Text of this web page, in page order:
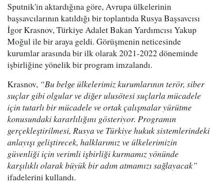
Sputnik'in aktardığına göre, Avrupa ülkelerinin
başsavcılarının katıldığı bir toplantıda Rusya Başsavcısı
İgor Krasnov, Türkiye Adalet Bakan Yardımcısı Yakup
Moğul ile bir araya geldi. Görüşmenin neticesinde
kurumlar arasında bir ilk olarak 2021-2022 döneminde
işbirliğine yönelik bir program imzalandı.
Krasnov, “Bu belge ülkelerimiz kurumlarının terör, siber
suçlar gibi olgular ve diğer ulusötesi suçlarla mücadele
için tutarlı bir mücadele ve ortak çalışmalar yürütme
konusundaki kararlılığını gösteriyor. Programın
gerçekleştirilmesi, Rusya ve Türkiye hukuk sistemlerindeki
anlayışı geliştirecek, halklarımız ve ülkelerimizin
güvenliği için verimli işbirliği kurmamız yönünde
karşılıklı olarak büyük bir adım atmamızı sağlayacak”
ifadelerini kullandı.